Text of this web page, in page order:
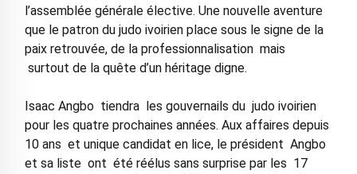
l’assemblée générale élective. Une nouvelle aventure
que le patron du judo ivoirien place sous le signe de la
paix retrouvée, de la professionnalisation mais
surtout de la quête d’un héritage digne.
Isaac Angbo tiendra les gouvernails du judo ivoirien
pour les quatre prochaines années. Aux affaires depuis
10 ans et unique candidat en lice, le président Angbo
et sa liste ont été réélus sans surprise par les 17